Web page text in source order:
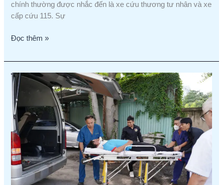
chính thường được nhắc đến là xe cứu thương tư nhân và xe
cấp cứu 115. Sự
Đọc thêm »
Đội
ngũ
y
tá
và
hộ
lý
trên
xe
cứu